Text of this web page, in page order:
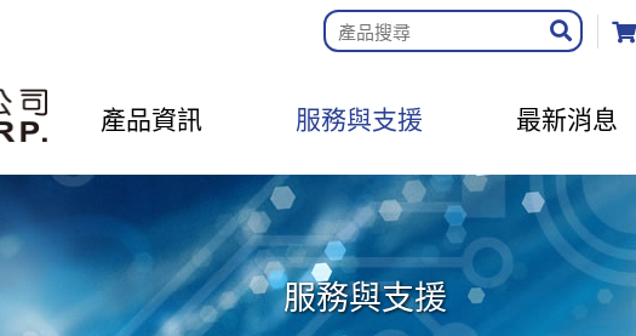
產品資訊 服務與支援 最新消息
服務與支援